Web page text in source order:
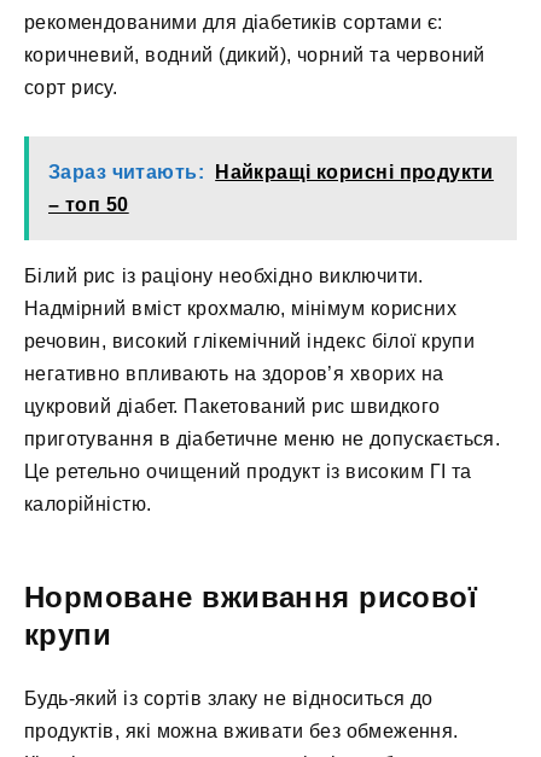
рекомендованими для діабетиків сортами є:
коричневий, водний (дикий), чорний та червоний
сорт рису.
Зараз читають:
Найкращі корисні продукти
– топ 50
Білий рис із раціону необхідно виключити.
Надмірний вміст крохмалю, мінімум корисних
речовин, високий глікемічний індекс білої крупи
негативно впливають на здоров’я хворих на
цукровий діабет. Пакетований рис швидкого
приготування в діабетичне меню не допускається.
Це ретельно очищений продукт із високим ГІ та
калорійністю.
Нормоване вживання рисової
крупи
Будь-який із сортів злаку не відноситься до
продуктів, які можна вживати без обмеження.